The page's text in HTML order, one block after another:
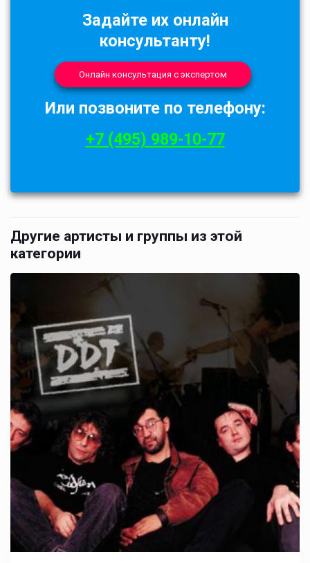
Задайте их онлайн
консультанту!
Онлайн консультация с экспертом
Или позвоните по телефону:
+7 (495) 989-10-77
Другие артисты и группы из этой
категории